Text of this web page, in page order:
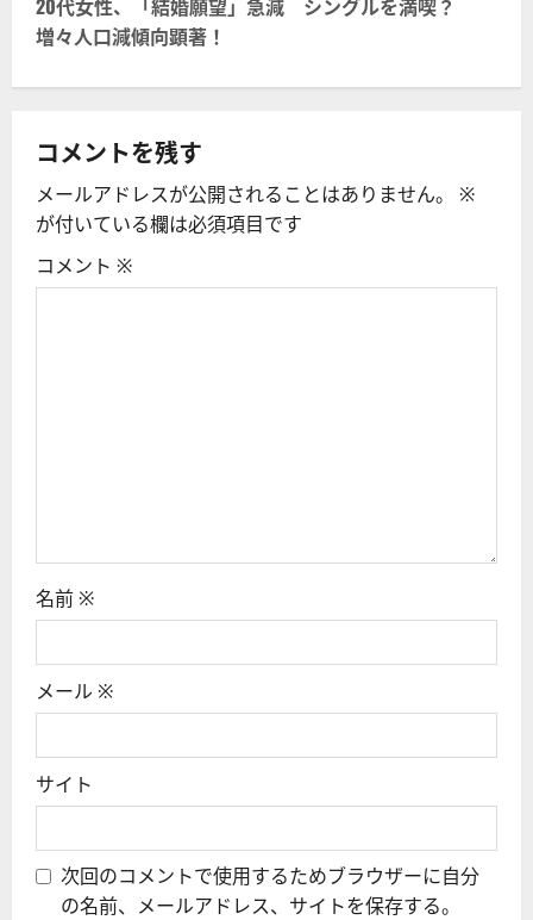
ゲ
シ
ョ
ン
20代女性、「結婚願望」急減 シングルを満喫？
増々人口減傾向顕著！
コメントを残す
メールアドレスが公開されることはありません。
※
が付いている欄は必須項目です
コメント ※
名前 ※
メール ※
サイト
次回のコメントで使用するためブラウザーに自分
の名前、メールアドレス、サイトを保存する。